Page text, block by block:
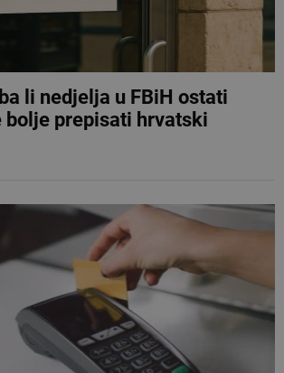
li nedjelja u FBiH ostati
bolje prepisati hrvatski